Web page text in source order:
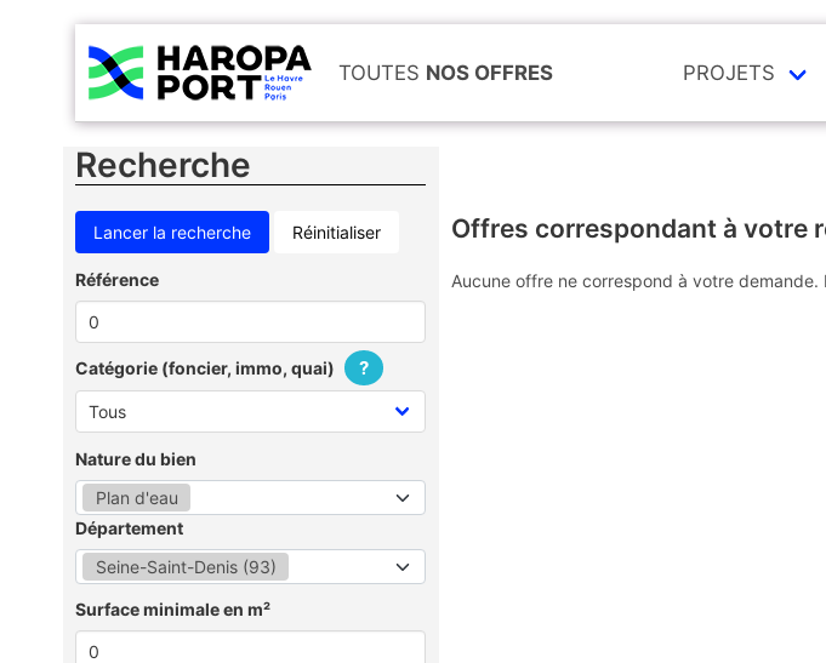
TOUTES NOS OFFRES PROJETS
Recherche
Réinitialiser
Référence
Catégorie (foncier, immo, quai) ?
Nature du bien
Plan d'eau
Département
Seine-Saint-Denis (93)
Surface minimale en m²
Offres correspondant à votre
Aucune offre ne correspond à votre